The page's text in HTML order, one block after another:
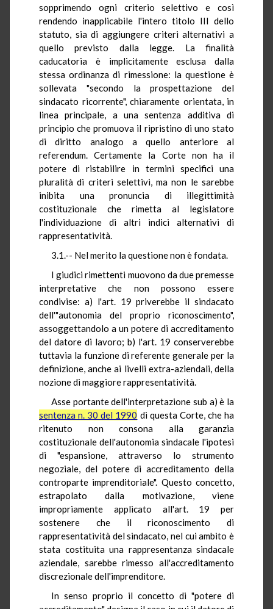
sopprimendo ogni criterio selettivo e così
rendendo inapplicabile l'intero titolo III dello
statuto, sia di aggiungere criteri alternativi a
quello previsto dalla legge. La finalità
caducatoria è implicitamente esclusa dalla
stessa ordinanza di rimessione: la questione è
sollevata "secondo la prospettazione del
sindacato ricorrente", chiaramente orientata, in
linea principale, a una sentenza additiva di
principio che promuova il ripristino di uno stato
di diritto analogo a quello anteriore al
referendum. Certamente la Corte non ha il
potere di ristabilire in termini specifici una
pluralità di criteri selettivi, ma non le sarebbe
inibita una pronuncia di illegittimità
costituzionale che rimetta al legislatore
l'individuazione di altri indici alternativi di
rappresentatività.
3.1.-- Nel merito la questione non è fondata.
I giudici rimettenti muovono da due premesse
interpretative che non possono essere
condivise: a) l'art. 19 priverebbe il sindacato
dell'"autonomia del proprio riconoscimento",
assoggettandolo a un potere di accreditamento
del datore di lavoro; b) l'art. 19 conserverebbe
tuttavia la funzione di referente generale per la
definizione, anche ai livelli extra-aziendali, della
nozione di maggiore rappresentatività.
Asse portante dell'interpretazione sub a) è la
sentenza n. 30 del 1990 di questa Corte, che ha
ritenuto non consona alla garanzia
costituzionale dell'autonomia sindacale l'ipotesi
di "espansione, attraverso lo strumento
negoziale, del potere di accreditamento della
controparte imprenditoriale". Questo concetto,
estrapolato dalla motivazione, viene
impropriamente applicato all'art. 19 per
sostenere che il riconoscimento di
rappresentatività del sindacato, nel cui ambito è
stata costituita una rappresentanza sindacale
aziendale, sarebbe rimesso all'accreditamento
discrezionale dell'imprenditore.
In senso proprio il concetto di "potere di